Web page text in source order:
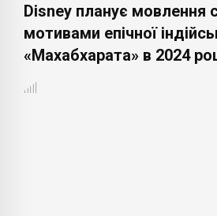
Disney планує мовлення
мотивами епічної
«Махабхарата» в 2024